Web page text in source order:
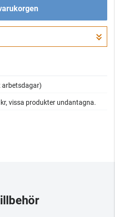
kassan
arbetsdagar)
vissa produkter undantagna.